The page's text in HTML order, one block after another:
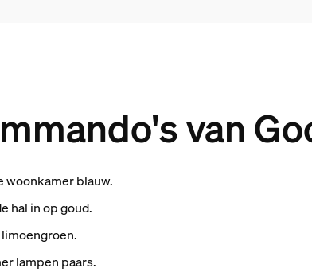
van
woonkamer blauw.
hal in op goud.
lampen paars.